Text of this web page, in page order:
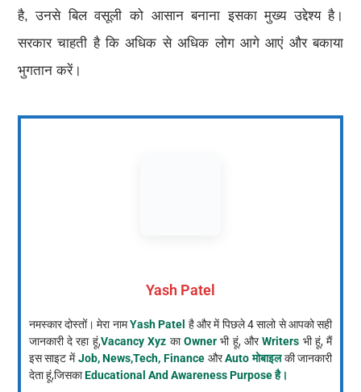
है, उनसे बिल वसूली को आसान बनाना इसका मुख्य उद्देश्य है।
सरकार चाहती है कि अधिक से अधिक लोग आगे आएं और बकाया
भुगतान करें।
Yash Patel
नमस्कार दोस्तों। मेरा नामYash Patel है और में पिछले 4 सालो से आपको सही
जानकारी दे रहा हूं,Vacancy Xyz काOwnerभी हूं, औरWriters भी हूं, मैं
इस साइट मेंJob, News,Tech, Finance औरAuto मोबाइलकी जानकारी
देता हूं,जिसकाEducational And Awareness Purpose है।